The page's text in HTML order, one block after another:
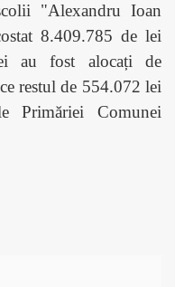
"Alexandru Ioan
8.409.785 de lei
au fost alocați de
restul de 554.072 lei
Primăriei Comunei